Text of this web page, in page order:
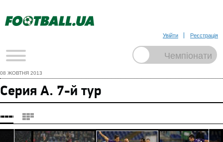
Увійти Реєстрація
08 ЖОВТНЯ 2013
Серия А. 7-й тур